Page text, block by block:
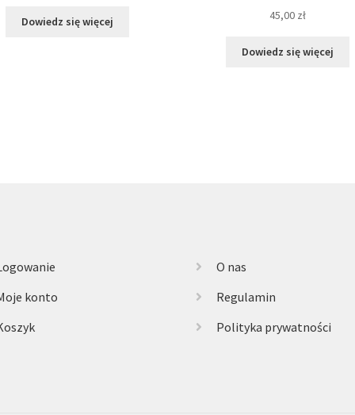
Dowiedz się więcej 45,00 zł
Dowiedz się więcej
konto
O nas
Regulamin
Polityka prywatności